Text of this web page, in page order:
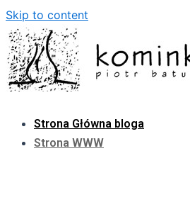
Skip to content
Strona Główna bloga
Strona WWW